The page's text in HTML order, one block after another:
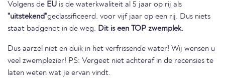
Volgens de EU is de waterkwaliteit al 5 jaar op rij als
"uitstekend"geclassificeerd. voor vijf jaar op een rij. Dus niets
staat badgenot in de weg. Dit is een TOP zwemplek.
Dus aarzel niet en duik in het verfrissende water! Wij wensen u
veel zwemplezier! PS: Vergeet niet achteraf in de recensies te
laten weten wat je ervan vindt.